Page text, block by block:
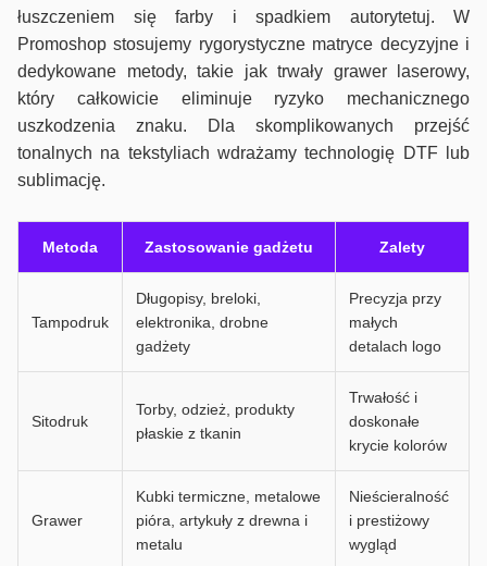
łuszczeniem się farby i spadkiem autorytetuj. W
Promoshop stosujemy rygorystyczne matryce decyzyjne i
dedykowane metody, takie jak trwały grawer laserowy,
który całkowicie eliminuje ryzyko mechanicznego
uszkodzenia znaku. Dla skomplikowanych przejść
tonalnych na tekstyliach wdrażamy technologię DTF lub
sublimację.
Metoda Zastosowanie gadżetu Zalety
Tampodruk
Długopisy, breloki,
elektronika, drobne
gadżety
Precyzja przy
małych
detalach logo
Sitodruk
Torby, odzież, produkty
płaskie z tkanin
Trwałość i
doskonałe
krycie kolorów
Grawer
Kubki termiczne, metalowe
pióra, artykuły z drewna i
metalu
Nieścieralność
i prestiżowy
wygląd